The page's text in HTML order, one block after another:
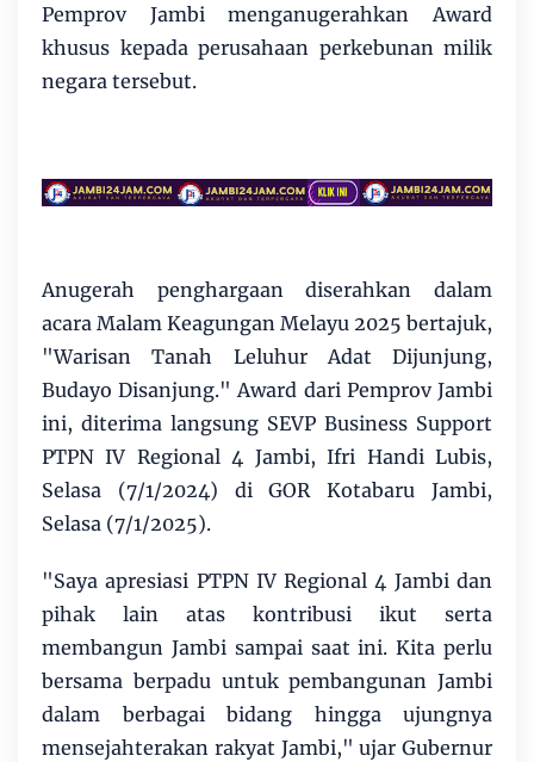
Pemprov Jambi menganugerahkan Award
khusus kepada perusahaan perkebunan milik
negara tersebut.
Anugerah penghargaan diserahkan dalam
acara Malam Keagungan Melayu 2025 bertajuk,
"Warisan Tanah Leluhur Adat Dijunjung,
Budayo Disanjung." Award dari Pemprov Jambi
ini, diterima langsung SEVP Business Support
PTPN IV Regional 4 Jambi, Ifri Handi Lubis,
Selasa (7/1/2024) di GOR Kotabaru Jambi,
Selasa (7/1/2025).
"Saya apresiasi PTPN IV Regional 4 Jambi dan
pihak lain atas kontribusi ikut serta
membangun Jambi sampai saat ini. Kita perlu
bersama berpadu untuk pembangunan Jambi
dalam berbagai bidang hingga ujungnya
mensejahterakan rakyat Jambi," ujar Gubernur